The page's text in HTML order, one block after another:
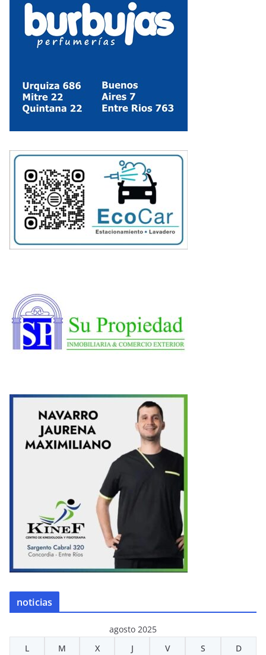
noticias
agosto 2025
L
M X J V S D